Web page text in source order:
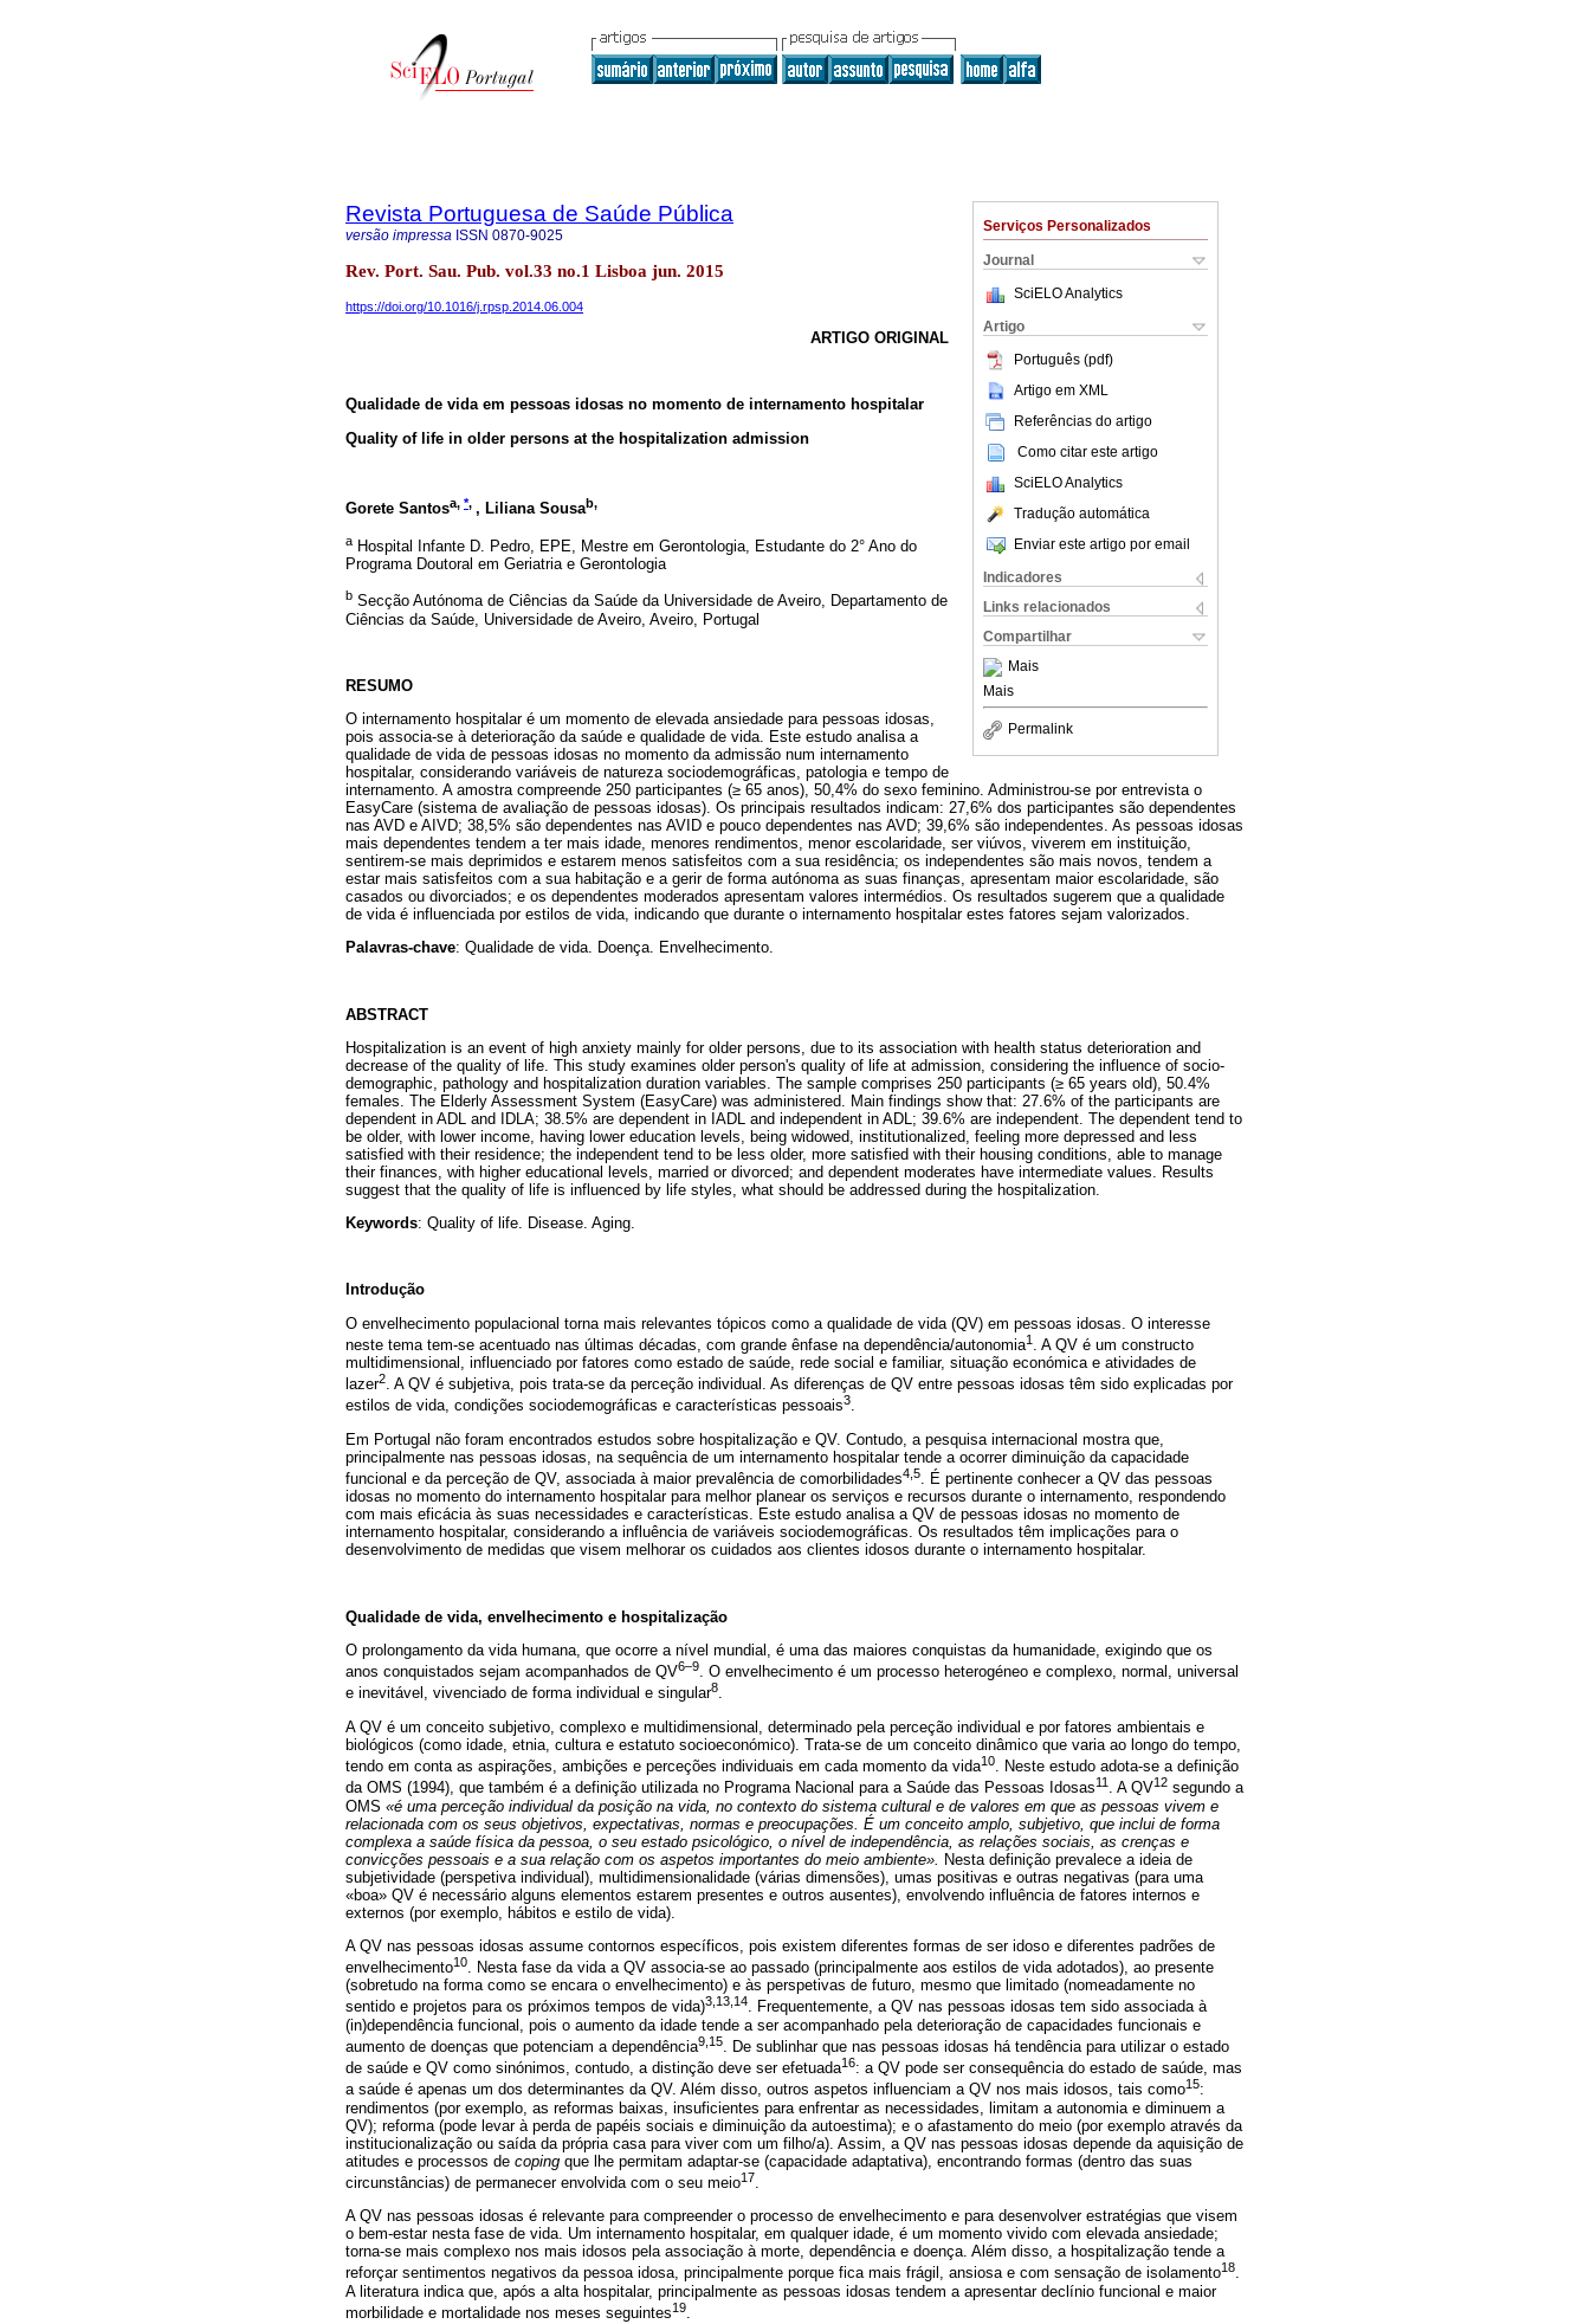
Serviços Personalizados
Journal
SciELO Analytics
Artigo
Português (pdf)
Artigo em XML
Referências do artigo
Como citar este artigo
SciELO Analytics
Tradução automática
Enviar este artigo por email
Indicadores
Links relacionados
Compartilhar
Mais
Mais
Permalink
Revista Portuguesa de Saúde Pública
versão impressa ISSN 0870-9025
Rev. Port. Sau. Pub. vol.33 no.1 Lisboa jun. 2015
https://doi.org/10.1016/j.rpsp.2014.06.004
ARTIGO ORIGINAL
Qualidade de vida em pessoas idosas no momento de internamento hospitalar
Quality of life in older persons at the hospitalization admission
Gorete Santosa, *, , Liliana Sousab,
a Hospital Infante D. Pedro, EPE, Mestre em Gerontologia, Estudante do 2° Ano do
Programa Doutoral em Geriatria e Gerontologia
b Secção Autónoma de Ciências da Saúde da Universidade de Aveiro, Departamento de
Ciências da Saúde, Universidade de Aveiro, Aveiro, Portugal
RESUMO
O internamento hospitalar é um momento de elevada ansiedade para pessoas idosas,
pois associa-se à deterioração da saúde e qualidade de vida. Este estudo analisa a
qualidade de vida de pessoas idosas no momento da admissão num internamento
hospitalar, considerando variáveis de natureza sociodemográficas, patologia e tempo de
internamento. A amostra compreende 250 participantes (≥ 65 anos), 50,4% do sexo feminino. Administrou-se por entrevista o
EasyCare (sistema de avaliação de pessoas idosas). Os principais resultados indicam: 27,6% dos participantes são dependentes
nas AVD e AIVD; 38,5% são dependentes nas AVID e pouco dependentes nas AVD; 39,6% são independentes. As pessoas idosas
mais dependentes tendem a ter mais idade, menores rendimentos, menor escolaridade, ser viúvos, viverem em instituição,
sentirem-se mais deprimidos e estarem menos satisfeitos com a sua residência; os independentes são mais novos, tendem a
estar mais satisfeitos com a sua habitação e a gerir de forma autónoma as suas finanças, apresentam maior escolaridade, são
casados ou divorciados; e os dependentes moderados apresentam valores intermédios. Os resultados sugerem que a qualidade
de vida é influenciada por estilos de vida, indicando que durante o internamento hospitalar estes fatores sejam valorizados.
Palavras-chave: Qualidade de vida. Doença. Envelhecimento.
ABSTRACT
Hospitalization is an event of high anxiety mainly for older persons, due to its association with health status deterioration and
decrease of the quality of life. This study examines older person's quality of life at admission, considering the influence of socio-
demographic, pathology and hospitalization duration variables. The sample comprises 250 participants (≥ 65 years old), 50.4%
females. The Elderly Assessment System (EasyCare) was administered. Main findings show that: 27.6% of the participants are
dependent in ADL and IDLA; 38.5% are dependent in IADL and independent in ADL; 39.6% are independent. The dependent tend to
be older, with lower income, having lower education levels, being widowed, institutionalized, feeling more depressed and less
satisfied with their residence; the independent tend to be less older, more satisfied with their housing conditions, able to manage
their finances, with higher educational levels, married or divorced; and dependent moderates have intermediate values. Results
suggest that the quality of life is influenced by life styles, what should be addressed during the hospitalization.
Keywords: Quality of life. Disease. Aging.
Introdução
O envelhecimento populacional torna mais relevantes tópicos como a qualidade de vida (QV) em pessoas idosas. O interesse
neste tema tem-se acentuado nas últimas décadas, com grande ênfase na dependência/autonomia1 . A QV é um constructo
multidimensional, influenciado por fatores como estado de saúde, rede social e familiar, situação económica e atividades de
lazer2. A QV é subjetiva, pois trata-se da perceção individual. As diferenças de QV entre pessoas idosas têm sido explicadas por
estilos de vida, condições sociodemográficas e características pessoais3.
Em Portugal não foram encontrados estudos sobre hospitalização e QV. Contudo, a pesquisa internacional mostra que,
principalmente nas pessoas idosas, na sequência de um internamento hospitalar tende a ocorrer diminuição da capacidade
funcional e da perceção de QV, associada à maior prevalência de comorbilidades4,5. É pertinente conhecer a QV das pessoas
idosas no momento do internamento hospitalar para melhor planear os serviços e recursos durante o internamento, respondendo
com mais eficácia às suas necessidades e características. Este estudo analisa a QV de pessoas idosas no momento de
internamento hospitalar, considerando a influência de variáveis sociodemográficas. Os resultados têm implicações para o
desenvolvimento de medidas que visem melhorar os cuidados aos clientes idosos durante o internamento hospitalar.
Qualidade de vida, envelhecimento e hospitalização
O prolongamento da vida humana, que ocorre a nível mundial, é uma das maiores conquistas da humanidade, exigindo que os
anos conquistados sejam acompanhados de QV6–9. O envelhecimento é um processo heterogéneo e complexo, normal, universal
e inevitável, vivenciado de forma individual e singular8.
A QV é um conceito subjetivo, complexo e multidimensional, determinado pela perceção individual e por fatores ambientais e
biológicos (como idade, etnia, cultura e estatuto socioeconómico). Trata-se de um conceito dinâmico que varia ao longo do tempo,
tendo em conta as aspirações, ambições e perceções individuais em cada momento da vida10. Neste estudo adota-se a definição
da OMS (1994), que também é a definição utilizada no Programa Nacional para a Saúde das Pessoas Idosas11 . A QV12 segundo a
OMS «é uma perceção individual da posição na vida, no contexto do sistema cultural e de valores em que as pessoas vivem e
relacionada com os seus objetivos, expectativas, normas e preocupações. É um conceito amplo, subjetivo, que inclui de forma
complexa a saúde física da pessoa, o seu estado psicológico, o nível de independência, as relações sociais, as crenças e
convicções pessoais e a sua relação com os aspetos importantes do meio ambiente». Nesta definição prevalece a ideia de
subjetividade (perspetiva individual), multidimensionalidade (várias dimensões), umas positivas e outras negativas (para uma
«boa» QV é necessário alguns elementos estarem presentes e outros ausentes), envolvendo influência de fatores internos e
externos (por exemplo, hábitos e estilo de vida).
A QV nas pessoas idosas assume contornos específicos, pois existem diferentes formas de ser idoso e diferentes padrões de
envelhecimento10. Nesta fase da vida a QV associa-se ao passado (principalmente aos estilos de vida adotados), ao presente
(sobretudo na forma como se encara o envelhecimento) e às perspetivas de futuro, mesmo que limitado (nomeadamente no
sentido e projetos para os próximos tempos de vida)3,13,14. Frequentemente, a QV nas pessoas idosas tem sido associada à
(in)dependência funcional, pois o aumento da idade tende a ser acompanhado pela deterioração de capacidades funcionais e
aumento de doenças que potenciam a dependência9,15. De sublinhar que nas pessoas idosas há tendência para utilizar o estado
de saúde e QV como sinónimos, contudo, a distinção deve ser efetuada16: a QV pode ser consequência do estado de saúde, mas
a saúde é apenas um dos determinantes da QV. Além disso, outros aspetos influenciam a QV nos mais idosos, tais como15:
rendimentos (por exemplo, as reformas baixas, insuficientes para enfrentar as necessidades, limitam a autonomia e diminuem a
QV); reforma (pode levar à perda de papéis sociais e diminuição da autoestima); e o afastamento do meio (por exemplo através da
institucionalização ou saída da própria casa para viver com um filho/a). Assim, a QV nas pessoas idosas depende da aquisição de
atitudes e processos de coping que lhe permitam adaptar-se (capacidade adaptativa), encontrando formas (dentro das suas
circunstâncias) de permanecer envolvida com o seu meio17.
A QV nas pessoas idosas é relevante para compreender o processo de envelhecimento e para desenvolver estratégias que visem
o bem-estar nesta fase de vida. Um internamento hospitalar, em qualquer idade, é um momento vivido com elevada ansiedade;
torna-se mais complexo nos mais idosos pela associação à morte, dependência e doença. Além disso, a hospitalização tende a
reforçar sentimentos negativos da pessoa idosa, principalmente porque fica mais frágil, ansiosa e com sensação de isolamento18.
A literatura indica que, após a alta hospitalar, principalmente as pessoas idosas tendem a apresentar declínio funcional e maior
morbilidade e mortalidade nos meses seguintes19.